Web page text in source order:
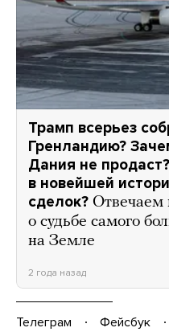
Трамп всерьез
Гренландию?
Дания не
в новейшей
сделок? Отвечаем
о судьбе самого
на Земле
2 года назад
Телеграм Фейсбук